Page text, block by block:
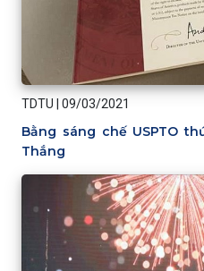
TDTU 09/03/2021
Bằng sáng chế USPTO
Thắng